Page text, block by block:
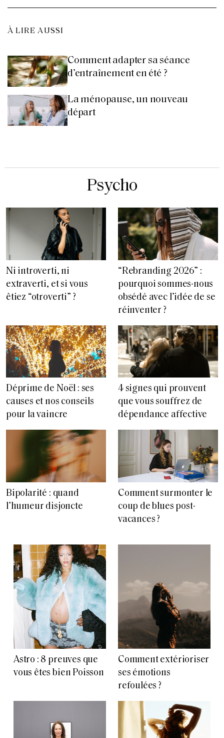
À LIRE AUSSI
Comment adapter sa séance
d’entraînement en été ?
La ménopause, un nouveau
départ
Psycho
Ni introverti, ni
extraverti, et si vous
êtiez “otroverti” ?
“Rebranding 2026” :
pourquoi sommes-nous
obsédé avec l’idée de se
réinventer ?
Déprime de Noël : ses
causes et nos conseils
pour la vaincre
4 signes qui prouvent
que vous souffrez de
dépendance affective
Bipolarité : quand
l’humeur disjoncte
Comment surmonter le
coup de blues post-
vacances ?
Astro : 8 preuves que
vous êtes bien Poisson
Comment extérioriser
ses émotions
refoulées ?